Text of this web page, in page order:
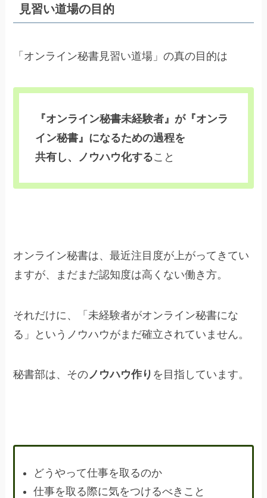
見習い道場の目的
「オンライン秘書見習い道場」の真の目的は
『オンライン秘書未経験者』が『オンラ
イン秘書』になるための過程を
共有し、ノウハウ化すること
オンライン秘書は、最近注目度が上がってきてい
ますが、まだまだ認知度は高くない働き方。
それだけに、「未経験者がオンライン秘書にな
る」というノウハウがまだ確立されていません。
秘書部は、そのノウハウ作り を目指しています。
どうやって仕事を取るのか
仕事を取る際に気をつけるべきこと